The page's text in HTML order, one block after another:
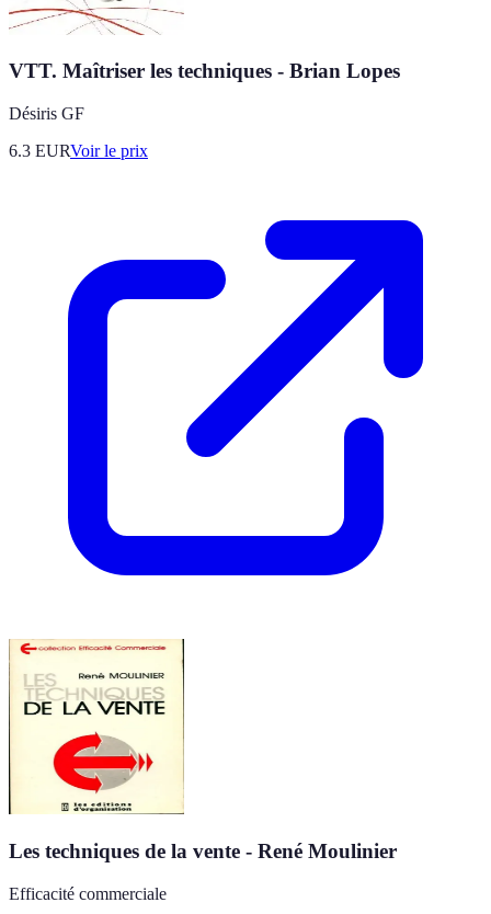
VTT. Maîtriser les techniques - Brian Lopes
Désiris GF
6.3 EURVoir le prix
Les techniques de la vente - René Moulinier
Efficacité commerciale